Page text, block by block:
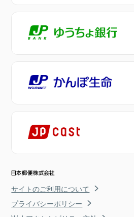
サイトのご利用について
プライバシーポリシー